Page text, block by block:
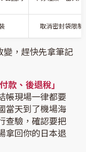
取消密封袋限
變，趕快先拿筆記
款、後退稅」
帳現場一律都要
當天到了機場海
查驗，確認要把
拿回你的日本退